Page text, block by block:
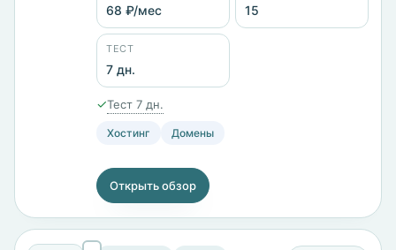
удваивается на каждом шаге — от 551 ₽/
мес за 1 ядро и 1 ГБ до 4265 ₽/мес за 4
ядра и 8 ГБ. Отдельно идёт облачный VPS
за 5447 ₽/мес. Панель Plesk.
68 ₽/мес 15
ТЕСТ
7 дн.
✓Тест 7 дн.
Хостинг Домены
Открыть обзор